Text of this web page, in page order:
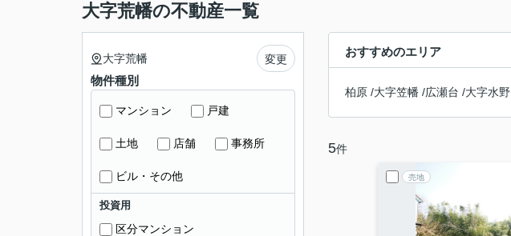
大字荒幡の不動産一覧
おすすめのエリア
柏原 /大字笠幡 /広瀬台 /大字水野
5件
売地
大字荒幡 変更
物件種別
マンション 戸建
土地 店舗 事務所
ビル・その他
投資用
区分マンション